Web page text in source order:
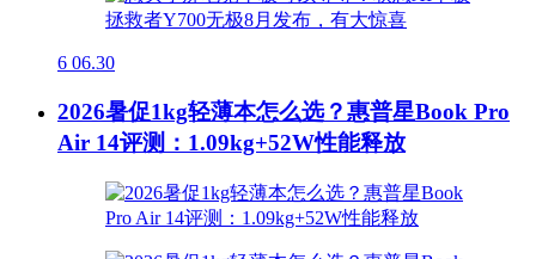
6 06.30
2026暑促1kg轻薄本怎么选？惠普星Book Pro
Air 14评测：1.09kg+52W性能释放